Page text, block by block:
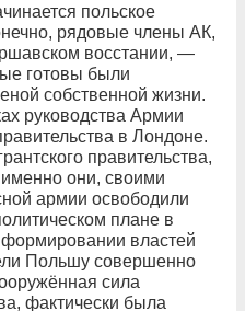
польское
рядовые члены АК,
восстании, —
готовы были
собственной жизни.
руководства Армии
в Лондоне.
правительства,
они, своими
армии освободили
плане в
властей
Польшу совершенно
сила
фактически была